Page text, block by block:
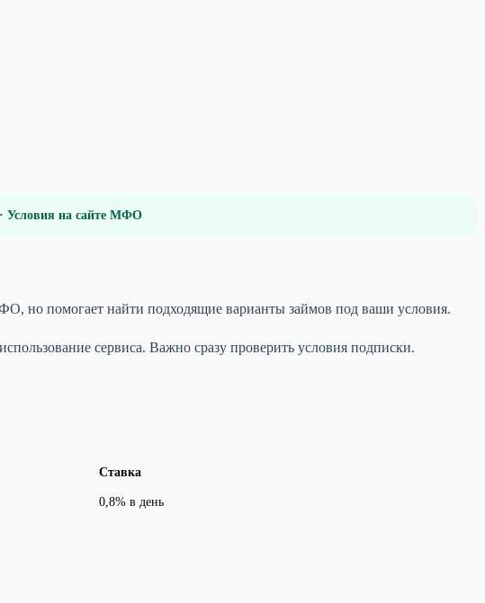
Условия на сайте МФО
но помогает найти подходящие варианты займов под ваши условия.
сервиса. Важно сразу проверить условия подписки.
Ставка
0,8% в день